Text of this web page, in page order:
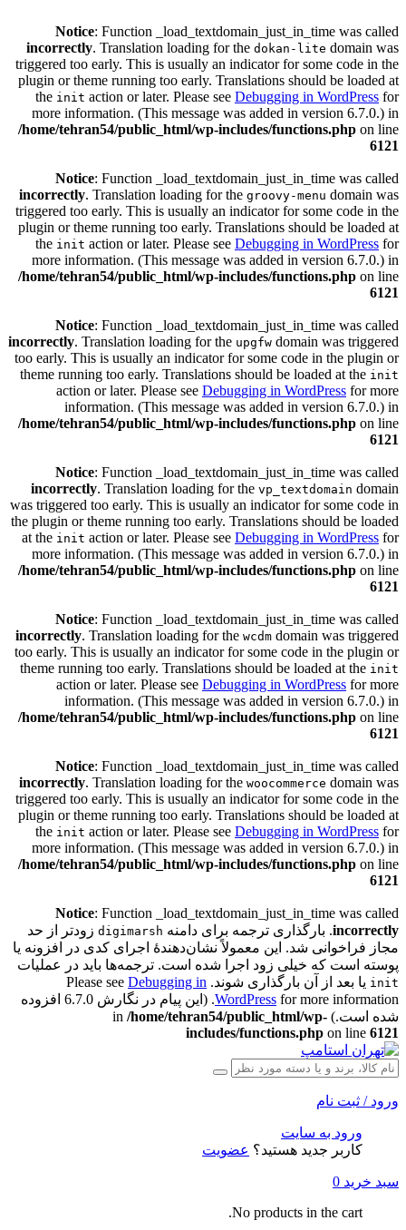
Notice: Function _load_textdomain_just_in_time was called
incorrectly. Translation loading for the dokan-lite domain was
triggered too early. This is usually an indicator for some code in the
plugin or theme running too early. Translations should be loaded at
the init action or later. Please see Debugging in WordPress for
more information. (This message was added in version 6.7.0.) in
/home/tehran54/public_html/wp-includes/functions.php on line
6121
Notice: Function _load_textdomain_just_in_time was called
incorrectly. Translation loading for the groovy-menu domain was
triggered too early. This is usually an indicator for some code in the
plugin or theme running too early. Translations should be loaded at
the init action or later. Please see Debugging in WordPress for
more information. (This message was added in version 6.7.0.) in
/home/tehran54/public_html/wp-includes/functions.php on line
6121
Notice: Function _load_textdomain_just_in_time was called
incorrectly. Translation loading for the upgfw domain was triggered
too early. This is usually an indicator for some code in the plugin or
theme running too early. Translations should be loaded at the init
action or later. Please see Debugging in WordPress for more
information. (This message was added in version 6.7.0.) in
/home/tehran54/public_html/wp-includes/functions.php on line
6121
Notice: Function _load_textdomain_just_in_time was called
incorrectly. Translation loading for the vp_textdomain domain
was triggered too early. This is usually an indicator for some code in
the plugin or theme running too early. Translations should be loaded
at the init action or later. Please see Debugging in WordPress for
more information. (This message was added in version 6.7.0.) in
/home/tehran54/public_html/wp-includes/functions.php on line
6121
Notice: Function _load_textdomain_just_in_time was called
incorrectly. Translation loading for the wcdm domain was triggered
too early. This is usually an indicator for some code in the plugin or
theme running too early. Translations should be loaded at the init
action or later. Please see Debugging in WordPress for more
information. (This message was added in version 6.7.0.) in
/home/tehran54/public_html/wp-includes/functions.php on line
6121
Notice: Function _load_textdomain_just_in_time was called
incorrectly. Translation loading for the woocommerce domain was
triggered too early. This is usually an indicator for some code in the
plugin or theme running too early. Translations should be loaded at
the init action or later. Please see Debugging in WordPress for
more information. (This message was added in version 6.7.0.) in
/home/tehran54/public_html/wp-includes/functions.php on line
6121
Notice: Function _load_textdomain_just_in_time was called
incorrectly. بارگذاری ترجمه برای دامنه digimarsh زودتر از حد
مجاز فراخوانی شد. این معمولاً نشان‌دهندهٔ اجرای کدی در افزونه یا
پوسته است که خیلی زود اجرا شده است. ترجمه‌ها باید در عملیات
init یا بعد از آن بارگذاری شوند. Please see Debugging in
WordPress
for more information. (این پیام در نگارش 6.7.0 افزوده
شده است.) in /home/tehran54/public_html/wp-
includes/functions.php on line 6121
ورود / ثبت نام
ورود به سایت
کاربر جدید هستید؟ عضویت
سبد خرید 0
No products in the cart.